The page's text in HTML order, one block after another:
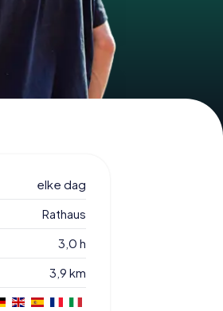
elke dag
Rathaus
3,0 h
3,9 km